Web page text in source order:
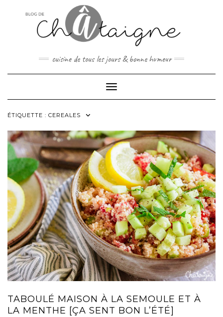
cuisine de tous les jours & bonne humeur
Toggle Navigation
ÉTIQUETTE : CEREALES
TABOULÉ MAISON À LA SEMOULE ET À
LA MENTHE [ÇA SENT BON L’ÉTÉ]